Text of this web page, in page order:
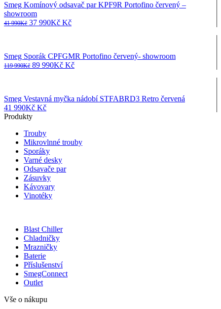
Smeg Komínový odsavač par KPF9R Portofino červený –
showroom
41 990Kč Původní
990Kč
37 990KčAktuální
990Kč
Kč
Smeg Sporák CPFGMR Portofino červený- showroom
119 990Kč Původní
990Kč
89 990KčAktuální
990Kč
Kč
Smeg Vestavná myčka nádobí STFABRD3 Retro červená
41 990Kč Kč
Produkty
Trouby
Mikrovlnné trouby
Sporáky
Varné desky
Odsavače par
Zásuvky
Kávovary
Vinotéky
Blast Chiller
Chladničky
Mrazničky
Baterie
Příslušenství
SmegConnect
Outlet
Vše o nákupu